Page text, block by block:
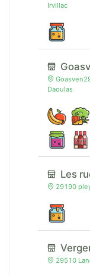
Irvillac
Daoulas
Les
29190
29510